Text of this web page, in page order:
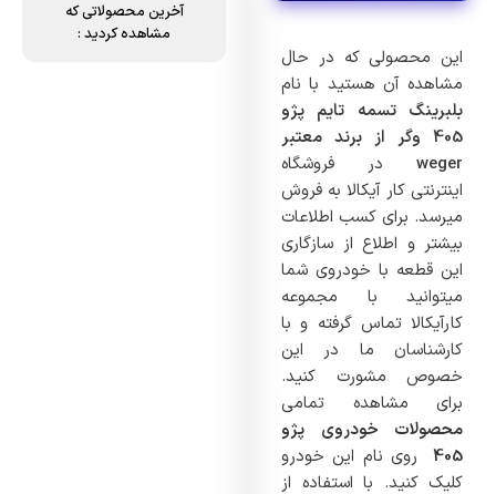
این محصولی که در حال
مشاهده آن هستید با نام
بلبرینگ تسمه تایم پژو
405 وگر از برند معتبر
weger در فروشگاه
اینترنتی کار آیکالا به فروش
میرسد. برای کسب اطلاعات
بیشتر و اطلاع از سازگاری
این قطعه با خودروی شما
میتوانید با مجموعه
کارآیکالا تماس گرفته و با
کارشناسان ما در این
خصوص مشورت کنید.
برای مشاهده تمامی
محصولات خودروی پژو
405
روی نام این خودرو
کلیک کنید. با استفاده از
آخرین محصولاتی که
مشاهده کردید :